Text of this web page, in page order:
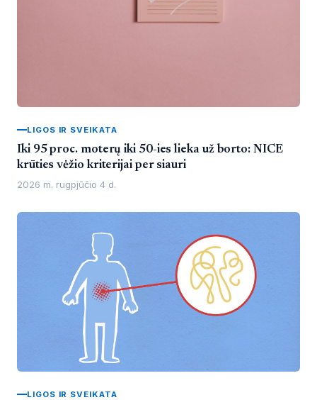
LIGOS IR SVEIKATA
Iki 95 proc. moterų iki 50-ies lieka už borto: NICE
krūties vėžio kriterijai per siauri
2026 m. rugpjūčio 4 d.
LIGOS IR SVEIKATA